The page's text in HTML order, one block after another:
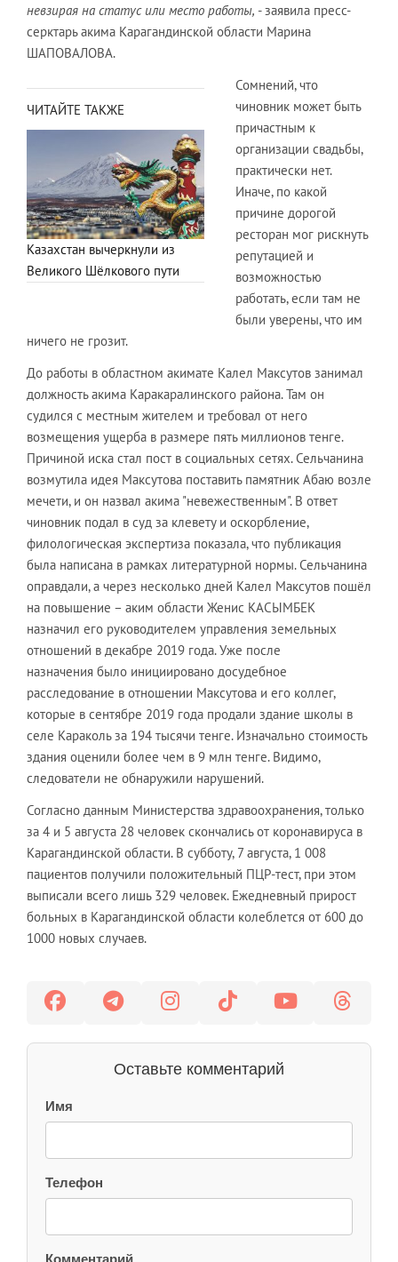
невзирая на статус или место работы, - заявила пресс-
серктарь акима Карагандинской области Марина
ШАПОВАЛОВА.
ЧИТАЙТЕ ТАКЖЕ
Казахстан вычеркнули из
Великого Шёлкового пути
Сомнений, что
чиновник может быть
причастным к
организации свадьбы,
практически нет.
Иначе, по какой
причине дорогой
ресторан мог рискнуть
репутацией и
возможностью
работать, если там не
были уверены, что им
ничего не грозит.
До работы в областном акимате Калел Максутов занимал
должность акима Каракаралинского района. Там он
судился с местным жителем и требовал от него
возмещения ущерба в размере пять миллионов тенге.
Причиной иска стал пост в социальных сетях. Сельчанина
возмутила идея Максутова поставить памятник Абаю возле
мечети, и он назвал акима "невежественным". В ответ
чиновник подал в суд за клевету и оскорбление,
филологическая экспертиза показала, что публикация
была написана в рамках литературной нормы. Сельчанина
оправдали, а через несколько дней Калел Максутов пошёл
на повышение – аким области Женис КАСЫМБЕК
назначил его руководителем управления земельных
отношений в декабре 2019 года. Уже после
назначения было инициировано досудебное
расследование в отношении Максутова и его коллег,
которые в сентябре 2019 года продали здание школы в
селе Караколь за 194 тысячи тенге. Изначально стоимость
здания оценили более чем в 9 млн тенге. Видимо,
следователи не обнаружили нарушений.
Согласно данным Министерства здравоохранения, только
за 4 и 5 августа 28 человек скончались от коронавируса в
Карагандинской области. В субботу, 7 августа, 1 008
пациентов получили положительный ПЦР-тест, при этом
выписали всего лишь 329 человек. Ежедневный прирост
больных в Карагандинской области колеблется от 600 до
1000 новых случаев.
Оставьте комментарий
Имя
Телефон
Комментарий